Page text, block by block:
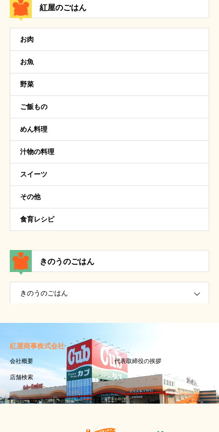
紅屋のごはん
お肉
お魚
野菜
ご飯もの
めん料理
汁物の料理
スイーツ
その他
食育レシピ
きのうのごはん
きのうのごはん
紅屋商事株式会社
会社概要 代表取締役の挨拶
店舗検索